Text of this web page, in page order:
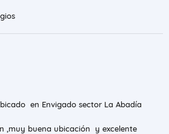
en Envigado sector La Abadía
,muy buena ubicación y excelente